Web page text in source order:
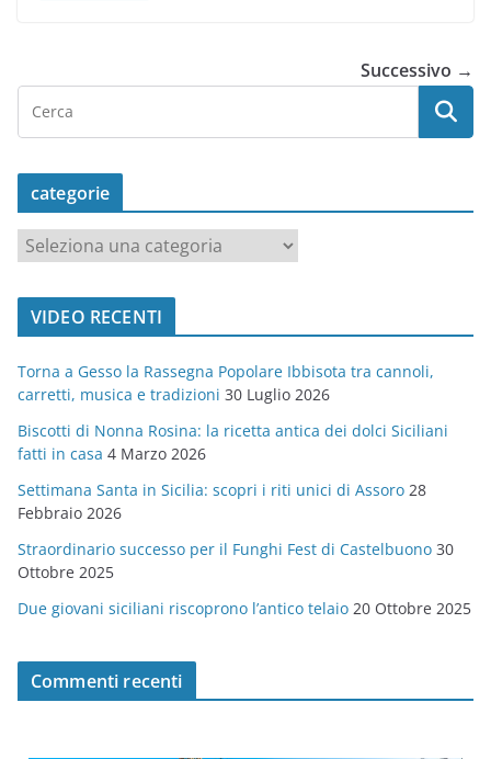
Successivo →
categorie
t
o
r
i
e
VIDEO RECENTI
Torna a Gesso la Rassegna Popolare Ibbisota tra cannoli,
carretti, musica e tradizioni 30 Luglio 2026
Biscotti di Nonna Rosina: la ricetta antica dei dolci Siciliani
fatti in casa 4 Marzo 2026
Settimana Santa in Sicilia: scopri i riti unici di Assoro 28
Febbraio 2026
Straordinario successo per il Funghi Fest di Castelbuono 30
Ottobre 2025
Due giovani siciliani riscoprono l’antico telaio 20 Ottobre 2025
Commenti recenti